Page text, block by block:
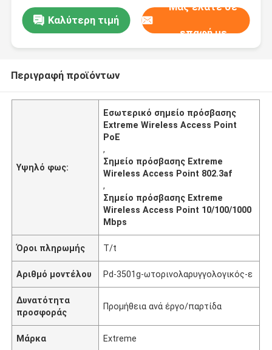
Καλύτερη τιμή
Μας ελάτε σε
επαφή με
Περιγραφή προϊόντων
Υψηλό φως:
Εσωτερικό σημείο πρόσβασης
Extreme Wireless Access Point
PoE
,
Σημείο πρόσβασης Extreme
Wireless Access Point 802.3af
,
Σημείο πρόσβασης Extreme
Wireless Access Point 10/100/1000
Mbps
Όροι πληρωμής T/t
Αριθμό μοντέλου Pd-3501g-ωτορινολαρυγγολογικός-ε
Δυνατότητα
προσφοράς
Προμήθεια ανά έργο/παρτίδα
Μάρκα Extreme